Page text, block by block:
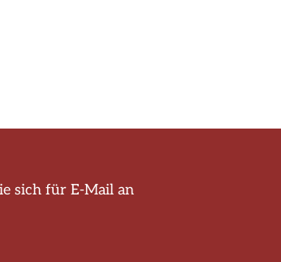
sich für E-Mail an